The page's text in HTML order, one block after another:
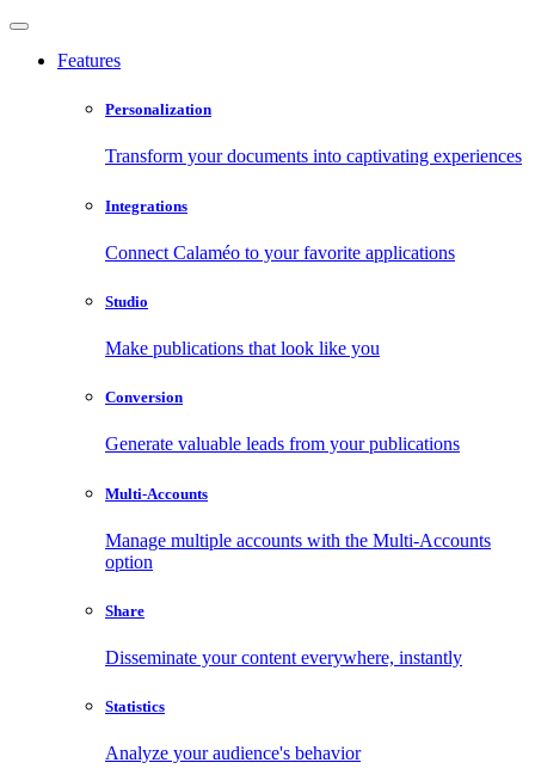
Features
Personalization
Transform your documents into captivating experiences
Integrations
Connect Calaméo to your favorite applications
Studio
Make publications that look like you
Conversion
Generate valuable leads from your publications
Multi-Accounts
Manage multiple accounts with the Multi-Accounts
option
Share
Disseminate your content everywhere, instantly
Statistics
Analyze your audience's behavior